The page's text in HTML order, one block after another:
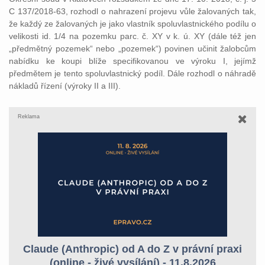
C 137/2018-63, rozhodl o nahrazení projevu vůle žalovaných tak,
že každý ze žalovaných je jako vlastník spoluvlastnického podílu o
velikosti id. 1/4 na pozemku parc. č. XY v k. ú. XY (dále též jen
„předmětný pozemek“ nebo „pozemek“) povinen učinit žalobcům
nabídku ke koupi blíže specifikovanou ve výroku I, jejímž
předmětem je tento spoluvlastnický podíl. Dále rozhodl o náhradě
nákladů řízení (výroky II a III).
Reklama
Claude (Anthropic) od A do Z v právní praxi
(online - živé vysílání) - 11.8.2026